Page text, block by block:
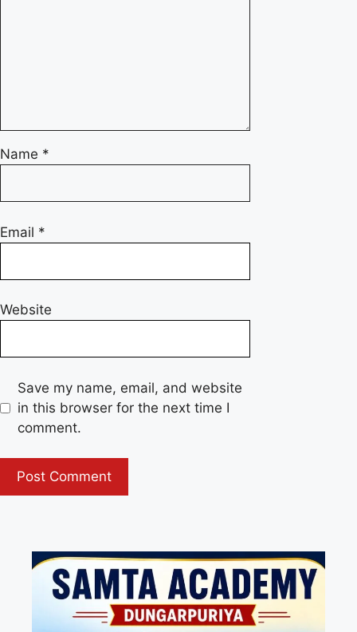
Name *
Email *
Website
Save my name, email, and website
in this browser for the next time I
comment.